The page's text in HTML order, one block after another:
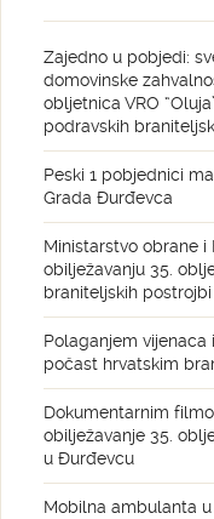
Zajedno u pobjedi:
domovinske
obljetnica VRO
podravskih
Peski 1 pobjednici
Grada Đurđevca
Ministarstvo obrane i
obilježavanju 35.
braniteljskih
Polaganjem
počast hrvatskim
Dokumentarnim
obilježavanje 35.
u Đurđevcu
Mobilna ambulanta